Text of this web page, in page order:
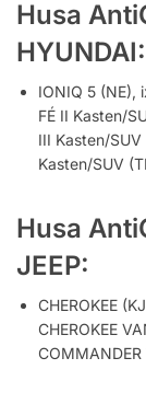
Husa
HYUNDAI:
IONIQ 5 (NE),
FÉ II Kasten/
III Kasten/
Kasten/SUV
Husa
JEEP:
CHEROKEE
CHEROKEE